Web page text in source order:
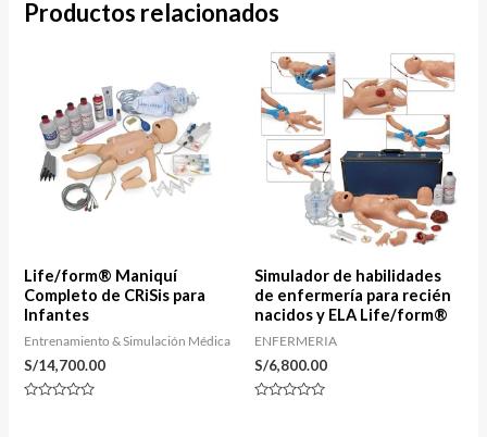
Productos relacionados
Life/form® Maniquí
Completo de CRiSis para
Infantes
Entrenamiento & Simulación Médica
S/14,700.00
Simulador de habilidades
de enfermería para recién
nacidos y ELA Life/form®
ENFERMERIA
S/6,800.00